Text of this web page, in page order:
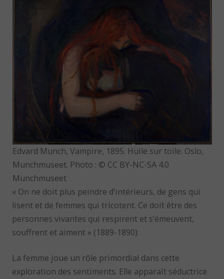
Edvard Munch, Vampire, 1895. Huile sur toile. Oslo,
Munchmuseet. Photo : © CC BY-NC-SA 4.0
Munchmuseet
« On ne doit plus peindre d’intérieurs, de gens qui
lisent et de femmes qui tricotent. Ce doit être des
personnes vivantes qui respirent et s’émeuvent,
souffrent et aiment » (1889-1890).
La femme joue un rôle primordial dans cette
exploration des sentiments. Elle apparaît séductrice